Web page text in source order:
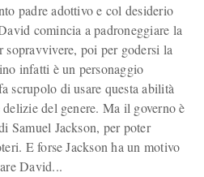
padre adottivo e col desiderio
comincia a padroneggiare la
sopravvivere, poi per godersi la
infatti è un personaggio
scrupolo di usare questa abilità
del genere. Ma il governo è
Samuel Jackson, per poter
E forse Jackson ha un motivo
David...